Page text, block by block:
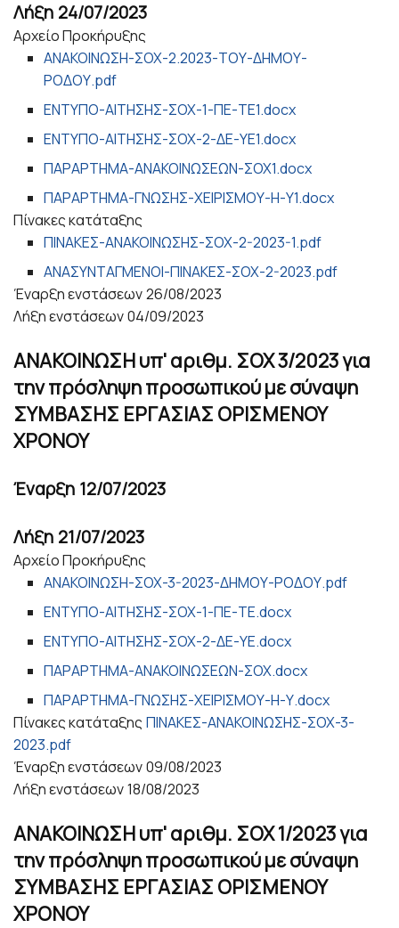
Λήξη 24/07/2023
Αρχείο Προκήρυξης
ΑΝΑΚΟΙΝΩΣΗ-ΣΟΧ-2.2023-ΤΟΥ-ΔΗΜΟΥ-
ΡΟΔΟΥ.pdf
ΕΝΤΥΠΟ-ΑΙΤΗΣΗΣ-ΣΟΧ-1-ΠΕ-ΤΕ1.docx
ΕΝΤΥΠΟ-ΑΙΤΗΣΗΣ-ΣΟΧ-2-ΔΕ-ΥΕ1.docx
ΠΑΡΑΡΤΗΜΑ-ΑΝΑΚΟΙΝΩΣΕΩΝ-ΣΟΧ1.docx
ΠΑΡΑΡΤΗΜΑ-ΓΝΩΣΗΣ-ΧΕΙΡΙΣΜΟΥ-Η-Υ1.docx
Πίνακες κατάταξης
ΠΙΝΑΚΕΣ-ΑΝΑΚΟΙΝΩΣΗΣ-ΣΟΧ-2-2023-1.pdf
ΑΝΑΣΥΝΤΑΓΜΕΝΟΙ-ΠΙΝΑΚΕΣ-ΣΟΧ-2-2023.pdf
Έναρξη ενστάσεων26/08/2023
Λήξη ενστάσεων04/09/2023
ΑΝΑΚΟΙΝΩΣΗ υπ' αριθμ. ΣΟΧ 3/2023 για
την πρόσληψη προσωπικού με σύναψη
ΣΥΜΒΑΣΗΣ ΕΡΓΑΣΙΑΣ ΟΡΙΣΜΕΝΟΥ
ΧΡΟΝΟΥ
Έναρξη 12/07/2023
Λήξη 21/07/2023
Αρχείο Προκήρυξης
ΑΝΑΚΟΙΝΩΣΗ-ΣΟΧ-3-2023-ΔΗΜΟΥ-ΡΟΔΟΥ.pdf
ΕΝΤΥΠΟ-ΑΙΤΗΣΗΣ-ΣΟΧ-1-ΠΕ-ΤΕ.docx
ΕΝΤΥΠΟ-ΑΙΤΗΣΗΣ-ΣΟΧ-2-ΔΕ-ΥΕ.docx
ΠΑΡΑΡΤΗΜΑ-ΑΝΑΚΟΙΝΩΣΕΩΝ-ΣΟΧ.docx
ΠΑΡΑΡΤΗΜΑ-ΓΝΩΣΗΣ-ΧΕΙΡΙΣΜΟΥ-Η-Υ.docx
Πίνακες κατάταξης ΠΙΝΑΚΕΣ-ΑΝΑΚΟΙΝΩΣΗΣ-ΣΟΧ-3-
2023.pdf
Έναρξη ενστάσεων09/08/2023
Λήξη ενστάσεων18/08/2023
ΑΝΑΚΟΙΝΩΣΗ υπ' αριθμ. ΣΟΧ 1/2023 για
την πρόσληψη προσωπικού με σύναψη
ΣΥΜΒΑΣΗΣ ΕΡΓΑΣΙΑΣ ΟΡΙΣΜΕΝΟΥ
ΧΡΟΝΟΥ